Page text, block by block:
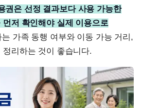
권은 선정 결과보다 사용 가능한
먼저 확인해야 실제 이용으로
는 가족 동행 여부와 이동 가능 거리,
리하는 것이 좋습니다.